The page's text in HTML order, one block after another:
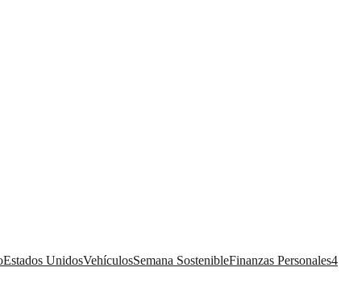
Estados UnidosVehículosSemana SostenibleFinanzas Personales4